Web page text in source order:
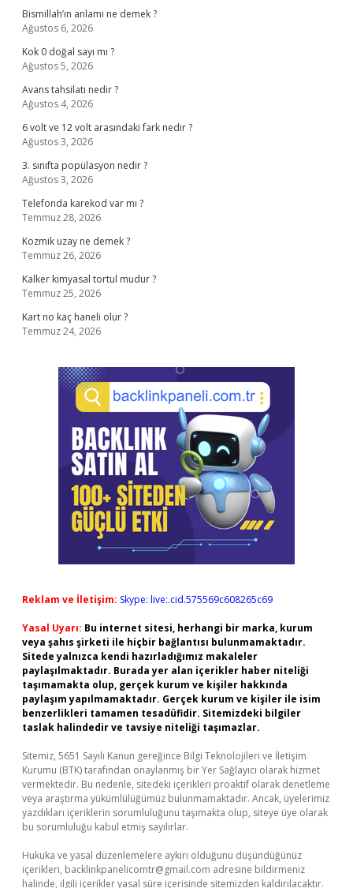
Bismillah’ın anlamı ne demek ?
Ağustos 6, 2026
Kok 0 doğal sayı mı ?
Ağustos 5, 2026
Avans tahsilatı nedir ?
Ağustos 4, 2026
6 volt ve 12 volt arasındaki fark nedir ?
Ağustos 3, 2026
3. sınıfta popülasyon nedir ?
Ağustos 3, 2026
Telefonda karekod var mı ?
Temmuz 28, 2026
Kozmik uzay ne demek ?
Temmuz 26, 2026
Kalker kimyasal tortul mudur ?
Temmuz 25, 2026
Kart no kaç haneli olur ?
Temmuz 24, 2026
Reklam ve İletişim: Skype: live:.cid.575569c608265c69
Yasal Uyarı: Bu internet sitesi, herhangi bir marka, kurum
veya şahıs şirketi ile hiçbir bağlantısı bulunmamaktadır.
Sitede yalnızca kendi hazırladığımız makaleler
paylaşılmaktadır. Burada yer alan içerikler haber niteliği
taşımamakta olup, gerçek kurum ve kişiler hakkında
paylaşım yapılmamaktadır. Gerçek kurum ve kişiler ile isim
benzerlikleri tamamen tesadüfidir. Sitemizdeki bilgiler
taslak halindedir ve tavsiye niteliği taşımazlar.
Sitemiz, 5651 Sayılı Kanun gereğince Bilgi Teknolojileri ve İletişim
Kurumu (BTK) tarafından onaylanmış bir Yer Sağlayıcı olarak hizmet
vermektedir. Bu nedenle, sitedeki içerikleri proaktif olarak denetleme
veya araştırma yükümlülüğümüz bulunmamaktadır. Ancak, üyelerimiz
yazdıkları içeriklerin sorumluluğunu taşımakta olup, siteye üye olarak
bu sorumluluğu kabul etmiş sayılırlar.
Hukuka ve yasal düzenlemelere aykırı olduğunu düşündüğünüz
içerikleri, backlinkpanelicomtr@gmail.com adresine bildirmeniz
halinde, ilgili içerikler yasal süre içerisinde sitemizden kaldırılacaktır.